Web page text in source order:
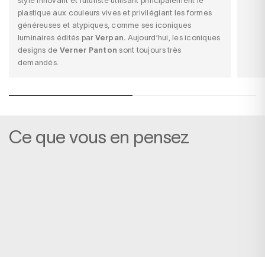
plastique aux couleurs vives et privilégiant les formes
généreuses et atypiques, comme ses iconiques
luminaires édités par Verpan. Aujourd’hui, les iconiques
designs de Verner Panton sont toujours très
demandés.
Ce que vous en pensez